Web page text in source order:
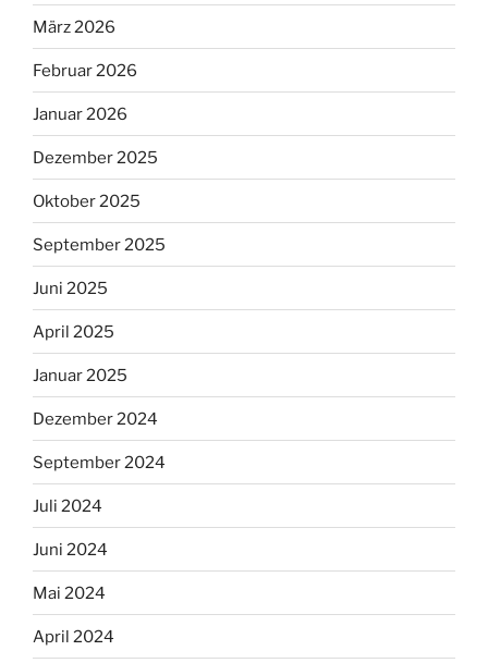
März 2026
Februar 2026
Januar 2026
Dezember 2025
Oktober 2025
September 2025
Juni 2025
April 2025
Januar 2025
Dezember 2024
September 2024
Juli 2024
Juni 2024
Mai 2024
April 2024